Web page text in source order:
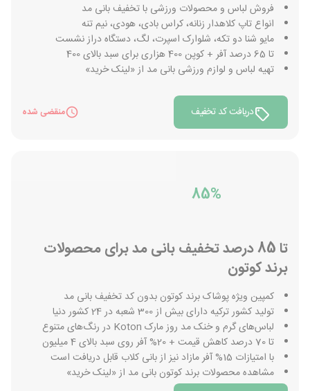
فروش لباس و محصولات ورزشی با تخفیف بانی مد
انواع تاپ کلاهدار زنانه، کراس بادی، هودی، نیم تنه
مایو شنا دو تکه، شلوارک اسپرت، لگ، دستگاه دراز نشست
تا 65 درصد آفر + کوپن 400 هزاری برای سبد بالای 400
تهیه لباس و لوازم ورزشی بانی مد از «لینک خرید»
دریافت کد تخفیف منقضی شده
85%
تا 85 درصد تخفیف بانی مد برای محصولات
برند کوتون
کمپین ویژه پوشاک برند کوتون بدون کد تخفیف بانی مد
تولید کشور ترکیه دارای بیش از 300 شعبه در 24 کشور دنیا
لباس‌های گرم و خنک مد روز مارک Koton در رنگ‌های متنوع
تا 70 درصد کاهش قیمت + 20% آفر روی سبد بالای 4 میلیون
با امتیازات 15% آفر مازاد نیز از بانی کلاب قابل دریافت است
مشاهده محصولات برند کوتون بانی مد از «لینک خرید»